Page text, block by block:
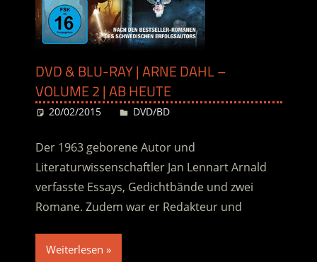
DVD & BLU-RAY | ARNE DAHL –
VOLUME 2 | AB HEUTE
20/02/2015 Desiree
DVD/BD
Der 1963 geborene Autor und
Literaturwissenschaftler Jan Lennart Arnald
verfasste Essays, Gedichtbände und zwei
Romane. Zudem war er Redakteur und
Weiterlesen